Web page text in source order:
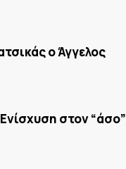
ο Άγγελος
στον “άσο”